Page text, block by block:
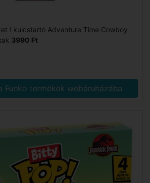
! kulcstartó Adventure Time Cowboy
3990 Ft
Funko termékek webáruházába